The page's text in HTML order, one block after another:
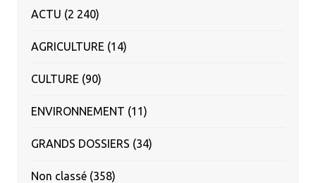
ACTU (2 240)
AGRICULTURE (14)
CULTURE (90)
ENVIRONNEMENT (11)
GRANDS DOSSIERS (34)
Non classé(358)